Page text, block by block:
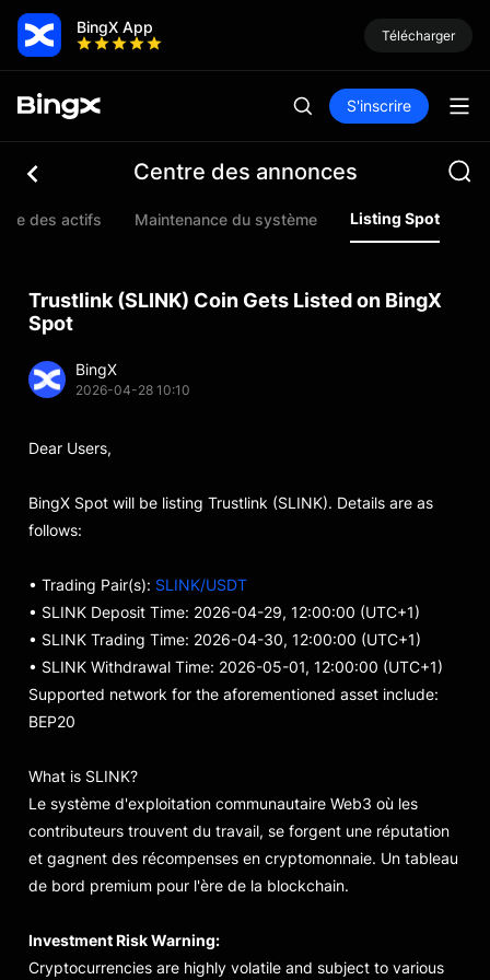
BingX App Télécharger
S'inscrire
Centre des annonces
des actifs Maintenance du système Listing Spot
Trustlink (SLINK) Coin Gets Listed on BingX
Spot
BingX
2026-04-28 10:10
Dear Users,
BingX Spot will be listing Trustlink (SLINK). Details are as
follows:
• Trading Pair(s): SLINK/USDT
• SLINK Deposit Time: 2026-04-29, 12:00:00 (UTC+1)
• SLINK Trading Time: 2026-04-30, 12:00:00 (UTC+1)
• SLINK Withdrawal Time: 2026-05-01, 12:00:00 (UTC+1)
Supported network for the aforementioned asset include:
BEP20
What is SLINK?
Le système d'exploitation communautaire Web3 où les
contributeurs trouvent du travail, se forgent une réputation
et gagnent des récompenses en cryptomonnaie. Un tableau
de bord premium pour l'ère de la blockchain.
Investment Risk Warning:
Cryptocurrencies are highly volatile and subject to various